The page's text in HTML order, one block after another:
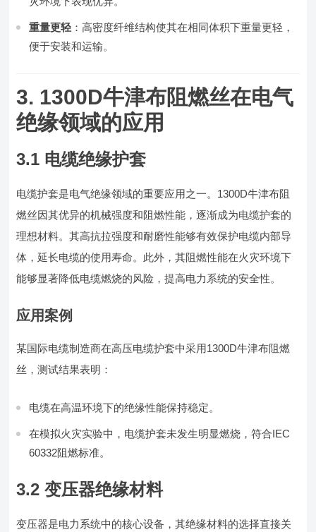
重量更轻 ：高密度纤维结构使其在相同体积下重量更轻，
便于安装和运输。
3. 1300D牛津布阻燃丝在电气
绝缘领域的应用
3.1 电缆绝缘护套
电缆护套是电气绝缘领域的重要应用之一。1300D牛津布阻
燃丝因其优异的机械强度和阻燃性能，逐渐成为电缆护套的
理想材料。其高抗拉强度和耐磨性能够有效保护电缆内部导
体，延长电缆的使用寿命。此外，其阻燃性能在火灾环境下
能够显著降低电缆燃烧的风险，提高电力系统的安全性。
应用案例
某国际电缆制造商在高压电缆护套中采用1300D牛津布阻燃
丝，测试结果表明：
电缆在高温环境下的绝缘性能保持稳定。
在模拟火灾实验中，电缆护套未发生明显燃烧，符合IEC
60332阻燃标准。
3.2 变压器绝缘材料
变压器是电力系统中的核心设备，其绝缘材料的选择直接关